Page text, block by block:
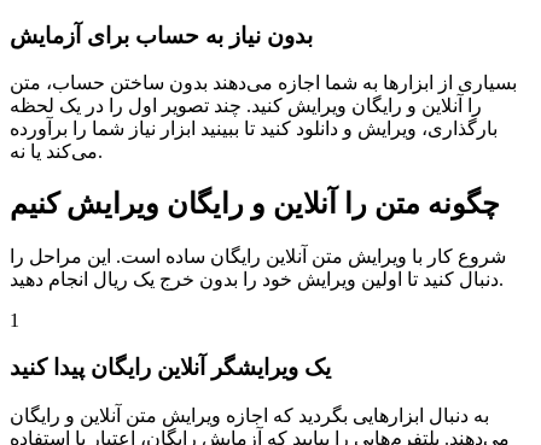
بدون نیاز به حساب برای آزمایش
بسیاری از ابزارها به شما اجازه می‌دهند بدون ساختن حساب، متن
را آنلاین و رایگان ویرایش کنید. چند تصویر اول را در یک لحظه
بارگذاری، ویرایش و دانلود کنید تا ببینید ابزار نیاز شما را برآورده
می‌کند یا نه.
چگونه متن را آنلاین و رایگان ویرایش کنیم
شروع کار با ویرایش متن آنلاین رایگان ساده است. این مراحل را
دنبال کنید تا اولین ویرایش خود را بدون خرج یک ریال انجام دهید.
1
یک ویرایشگر آنلاین رایگان پیدا کنید
به دنبال ابزارهایی بگردید که اجازه ویرایش متن آنلاین و رایگان
می‌دهند. پلتفرم‌هایی را بیابید که آزمایش رایگان، اعتبار یا استفاده